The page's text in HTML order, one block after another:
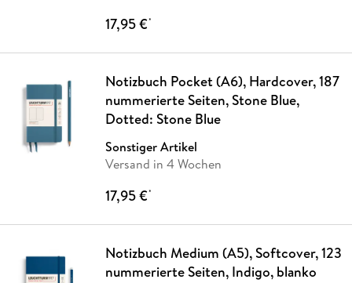
17,95 €*
Notizbuch Pocket (A6), Hardcover, 187
nummerierte Seiten, Stone Blue,
Dotted: Stone Blue
Sonstiger Artikel
Versand in 4 Wochen
17,95 €*
Notizbuch Medium (A5), Softcover, 123
nummerierte Seiten, Indigo, blanko